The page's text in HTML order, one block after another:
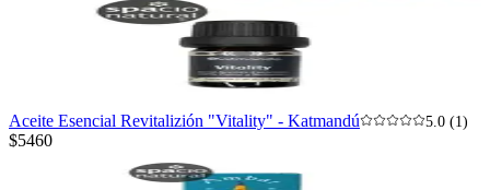
Aceite Esencial Revitalizión "Vitality" - Katmandú 5.0 (1)
$5460